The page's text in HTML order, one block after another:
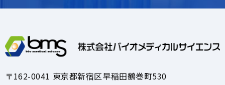
〒162-0041 東京都新宿区早稲田鶴巻町530